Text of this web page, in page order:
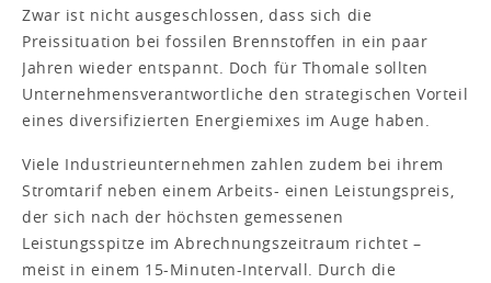
Zwar ist nicht ausgeschlossen, dass sich die
Preissituation bei fossilen Brennstoffen in ein paar
Jahren wieder entspannt. Doch für Thomale sollten
Unternehmensverantwortliche den strategischen Vorteil
eines diversifizierten Energiemixes im Auge haben.
Viele Industrieunternehmen zahlen zudem bei ihrem
Stromtarif neben einem Arbeits- einen Leistungspreis,
der sich nach der höchsten gemessenen
Leistungsspitze im Abrechnungszeitraum richtet –
meist in einem 15-Minuten-Intervall. Durch die